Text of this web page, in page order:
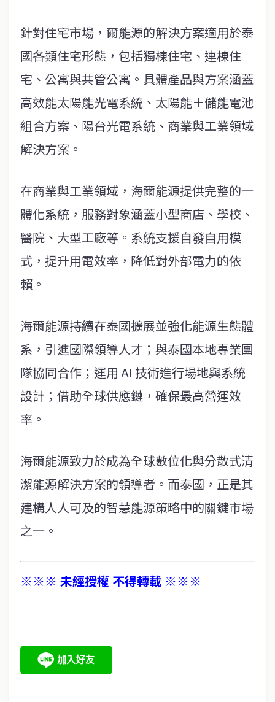
針對住宅市場，爾能源的解決方案適用於泰
國各類住宅形態，包括獨棟住宅、連棟住
宅、公寓與共管公寓。具體產品與方案涵蓋
高效能太陽能光電系統、太陽能＋儲能電池
組合方案、陽台光電系統、商業與工業領域
解決方案。
在商業與工業領域，海爾能源提供完整的一
體化系統，服務對象涵蓋小型商店、學校、
醫院、大型工廠等。系統支援自發自用模
式，提升用電效率，降低對外部電力的依
賴。
海爾能源持續在泰國擴展並強化能源生態體
系，引進國際領導人才；與泰國本地專業團
隊協同合作；運用 AI 技術進行場地與系統
設計；借助全球供應鏈，確保最高營運效
率。
海爾能源致力於成為全球數位化與分散式清
潔能源解決方案的領導者。而泰國，正是其
建構人人可及的智慧能源策略中的關鍵市場
之一。
※※※ 未經授權 不得轉載 ※※※